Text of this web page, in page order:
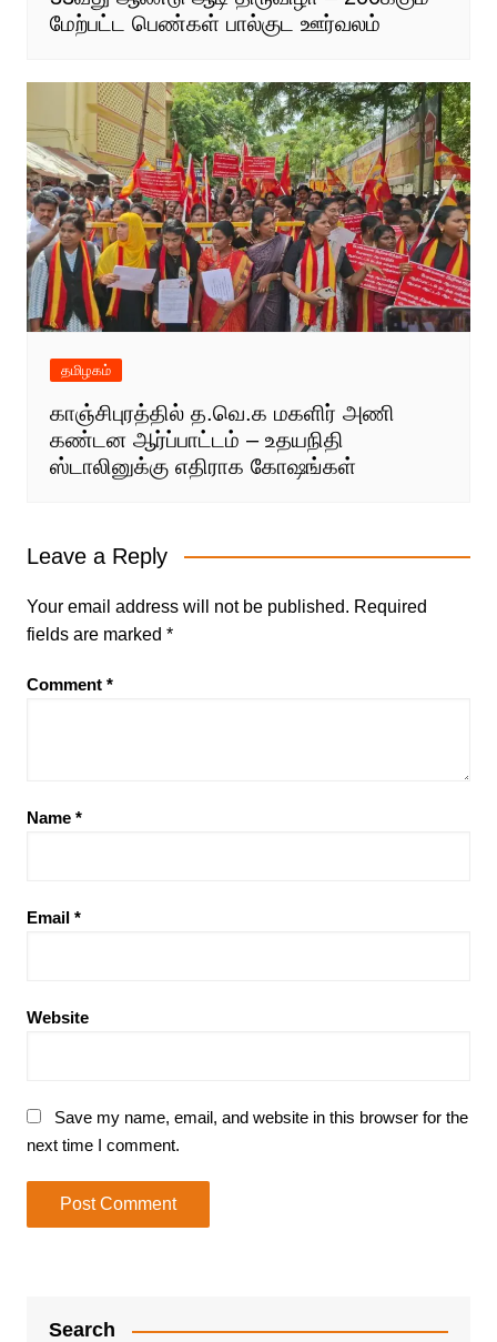
மேற்பட்ட பெண்கள் பால்குட ஊர்வலம்
தமிழகம்
காஞ்சிபுரத்தில் த.வெ.க மகளிர் அணி
கண்டன ஆர்ப்பாட்டம் – உதயநிதி
ஸ்டாலினுக்கு எதிராக கோஷங்கள்
Leave a Reply
Your email address will not be published. Required
fields are marked *
Comment *
Name *
Email *
Website
Save my name, email, and website in this browser for the
next time I comment.
Search